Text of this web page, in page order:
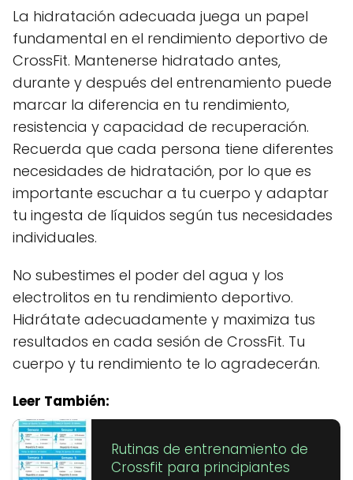
La hidratación adecuada juega un papel
fundamental en el rendimiento deportivo de
CrossFit. Mantenerse hidratado antes,
durante y después del entrenamiento puede
marcar la diferencia en tu rendimiento,
resistencia y capacidad de recuperación.
Recuerda que cada persona tiene diferentes
necesidades de hidratación, por lo que es
importante escuchar a tu cuerpo y adaptar
tu ingesta de líquidos según tus necesidades
individuales.
No subestimes el poder del agua y los
electrolitos en tu rendimiento deportivo.
Hidrátate adecuadamente y maximiza tus
resultados en cada sesión de CrossFit. Tu
cuerpo y tu rendimiento te lo agradecerán.
Leer También:
Rutinas de entrenamiento de
Crossfit para principiantes